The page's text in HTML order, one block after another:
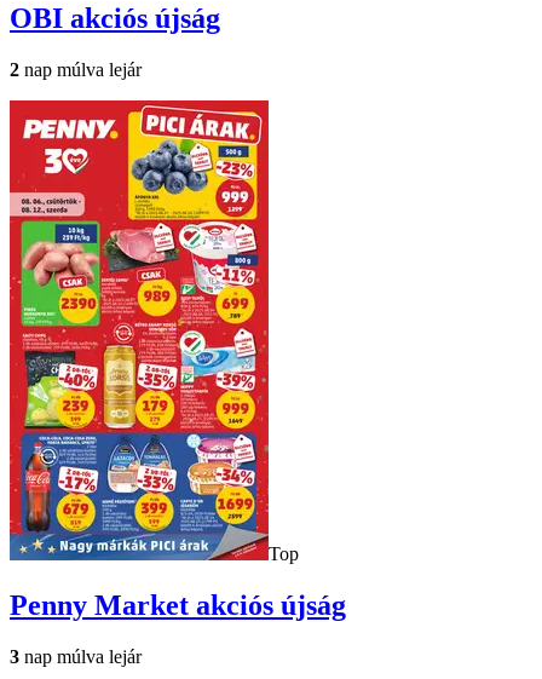
OBI akciós újság
2 nap múlva lejár
Top
Penny Market akciós újság
3 nap múlva lejár